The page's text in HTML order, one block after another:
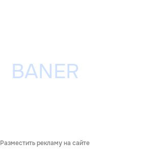
Разместить рекламу на сайте